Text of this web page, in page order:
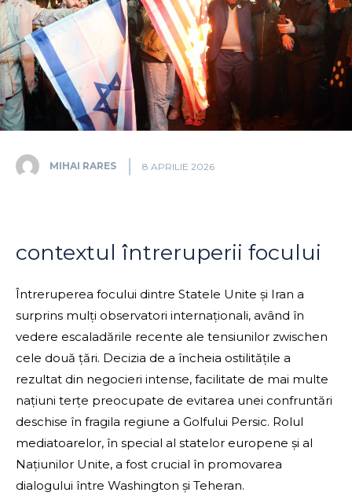
MIHAI RARES 8 APRILIE 2026
contextul întreruperii focului
Întreruperea focului dintre Statele Unite și Iran a
surprins mulți observatori internaționali, având în
vedere escaladările recente ale tensiunilor zwischen
cele două țări. Decizia de a încheia ostilitățile a
rezultat din negocieri intense, facilitate de mai multe
națiuni terțe preocupate de evitarea unei confruntări
deschise în fragila regiune a Golfului Persic. Rolul
mediatoarelor, în special al statelor europene și al
Națiunilor Unite, a fost crucial în promovarea
dialogului între Washington și Teheran.